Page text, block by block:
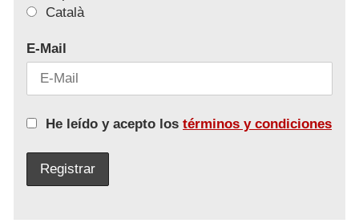
Català
E-Mail
He leído y acepto los términos y condiciones